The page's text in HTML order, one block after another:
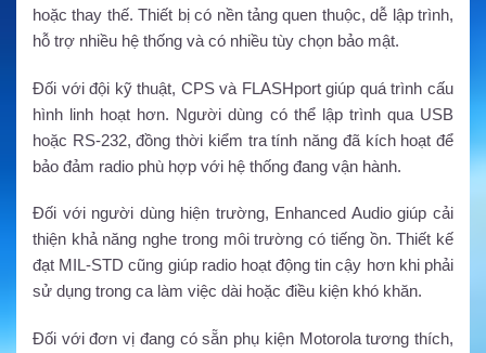
hoặc thay thế. Thiết bị có nền tảng quen thuộc, dễ lập trình,
hỗ trợ nhiều hệ thống và có nhiều tùy chọn bảo mật.
Đối với đội kỹ thuật, CPS và FLASHport giúp quá trình cấu
hình linh hoạt hơn. Người dùng có thể lập trình qua USB
hoặc RS-232, đồng thời kiểm tra tính năng đã kích hoạt để
bảo đảm radio phù hợp với hệ thống đang vận hành.
Đối với người dùng hiện trường, Enhanced Audio giúp cải
thiện khả năng nghe trong môi trường có tiếng ồn. Thiết kế
đạt MIL-STD cũng giúp radio hoạt động tin cậy hơn khi phải
sử dụng trong ca làm việc dài hoặc điều kiện khó khăn.
Đối với đơn vị đang có sẵn phụ kiện Motorola tương thích,